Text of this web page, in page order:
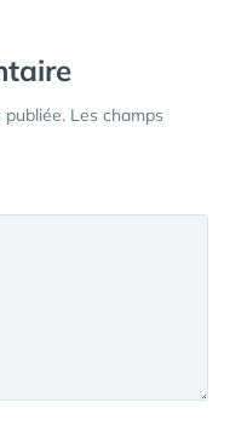
Les champs